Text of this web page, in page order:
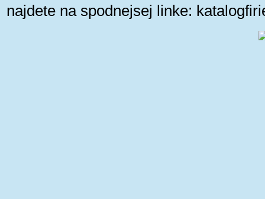
najdete na spodnejsej linke: